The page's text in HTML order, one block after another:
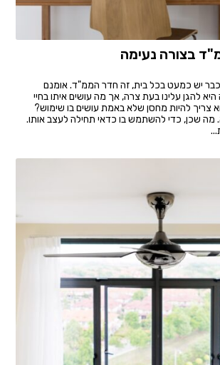
בצורה נעימה
יש כמעט בכל בית, זה חדר הממ"ד. אומנם
להגן עלינו בעת צרה, אך מה עושים איתו בחיי
צריך להיות מחסן שלא באמת עושים בו שימוש?
מה שכן, כדי להשתמש בו כדאי תחילה לעצב אותו.